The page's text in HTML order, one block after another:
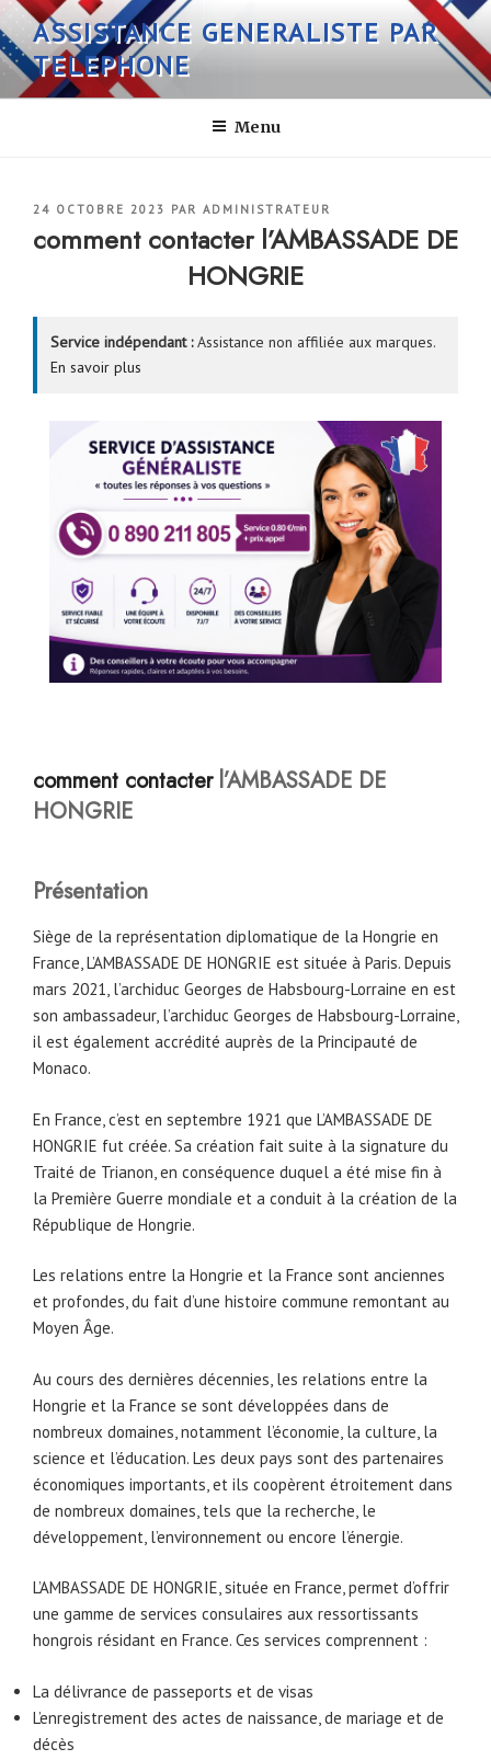
Aller
au
contenu
principal
ASSISTANCE GENERALISTE PAR
TELEPHONE
Menu
PUBLIÉ
24 OCTOBRE 2023 PAR ADMINISTRATEUR
comment contacter l’AMBASSADE DE
HONGRIE
Service indépendant :Assistance non affiliée aux marques.
En savoir plus
comment contacter l’AMBASSADE DE
HONGRIE
Présentation
Siège de la représentation diplomatique de la Hongrie en
France, L’AMBASSADE DE HONGRIE est située à Paris. Depuis
mars 2021, l’archiduc Georges de Habsbourg-Lorraine en est
son ambassadeur, l’archiduc Georges de Habsbourg-Lorraine,
il est également accrédité auprès de la Principauté de
Monaco.
En France, c’est en septembre 1921 que L’AMBASSADE DE
HONGRIE fut créée. Sa création fait suite à la signature du
Traité de Trianon, en conséquence duquel a été mise fin à
la Première Guerre mondiale et a conduit à la création de la
République de Hongrie.
Les relations entre la Hongrie et la France sont anciennes
et profondes, du fait d’une histoire commune remontant au
Moyen Âge.
Au cours des dernières décennies, les relations entre la
Hongrie et la France se sont développées dans de
nombreux domaines, notamment l’économie, la culture, la
science et l’éducation. Les deux pays sont des partenaires
économiques importants, et ils coopèrent étroitement dans
de nombreux domaines, tels que la recherche, le
développement, l’environnement ou encore l’énergie.
L’AMBASSADE DE HONGRIE, située en France, permet d’offrir
une gamme de services consulaires aux ressortissants
hongrois résidant en France. Ces services comprennent :
La délivrance de passeports et de visas
L’enregistrement des actes de naissance, de mariage et de
décès